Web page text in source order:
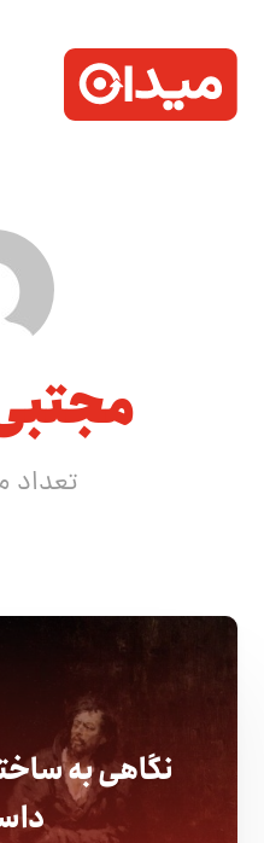
تعداد
نگاهی به